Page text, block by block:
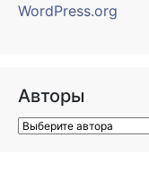
WordPress.org
Авторы